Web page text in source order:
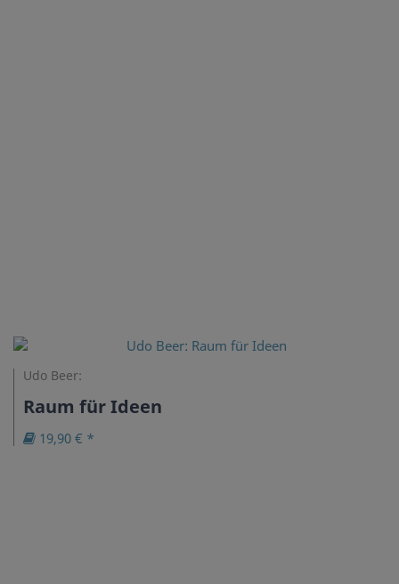
Udo Beer:
Raum für Ideen
19,90 € *